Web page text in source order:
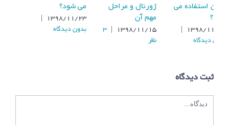
می شود؟
۱۳۹۸/۱۱/۲۳
بدون ديدگاه
ژورنال و مراحل
مهم آن
۱۳۹۸/۱۱/۱۵
3
نظر
از آن استفاده می
شود؟
۱۳۹۸/۱۱/۰۸
بدون ديدگاه
ثبت ديدگاه
دیدگاه